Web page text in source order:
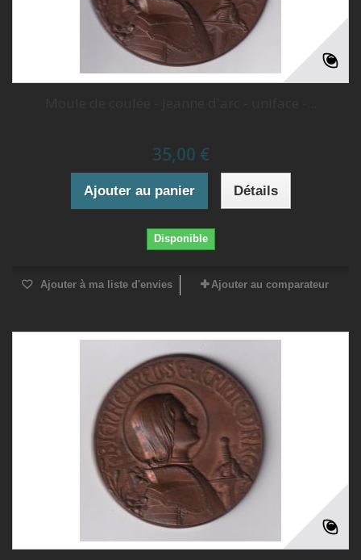
35,00 €
Ajouter au panier Détails
Disponible
Ajouter à ma liste d'envies Ajouter au comparateur